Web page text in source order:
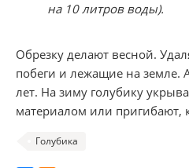
на 10 литров воды).
Обрезку делают весной.
побеги и лежащие на земле.
лет. На зиму голубику
материалом или пригибают,
Голубика